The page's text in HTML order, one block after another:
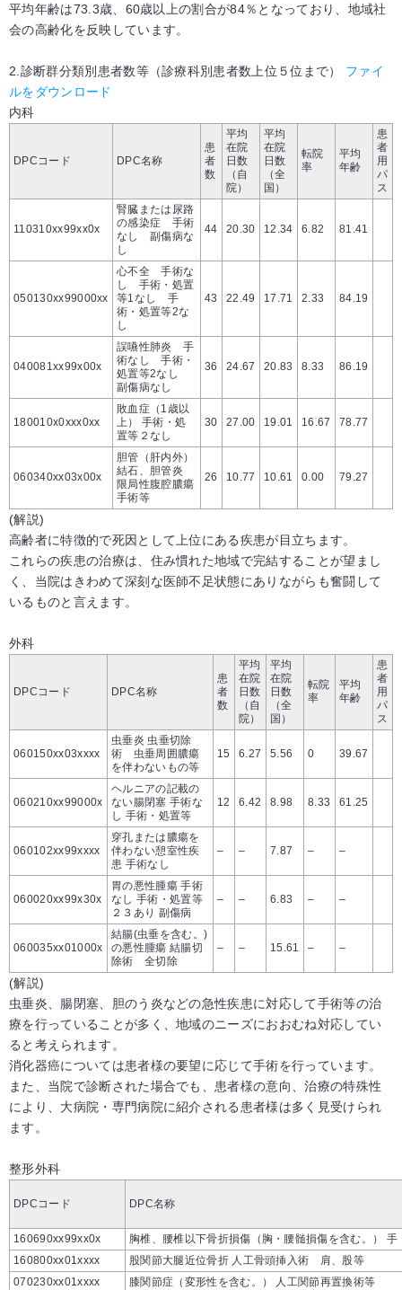
平均年齢は73.3歳、60歳以上の割合が84％となっており、地域社
会の高齢化を反映しています。
2.診断群分類別患者数等（診療科別患者数上位５位まで） ファイ
ルをダウンロード
内科
DPCコード DPC名称
患
者
数
平均
在院
日数
（自
院）
平均
在院
日数
（全
国）
転院
率
平均
年齢
患
者
用
パ
ス
110310xx99xx0x
腎臓または尿路
の感染症 手術
なし 副傷病な
し
44 20.30 12.34 6.82 81.41
050130xx99000xx
心不全 手術な
し 手術・処置
等1なし 手
術・処置等2な
し
43 22.49 17.71 2.33 84.19
040081xx99x00x
誤嚥性肺炎 手
術なし 手術・
処置等2なし
副傷病なし
36 24.67 20.83 8.33 86.19
180010x0xxx0xx
敗血症（1歳以
上） 手術・処
置等２なし
30 27.00 19.01 16.67 78.77
060340xx03x00x
胆管（肝内外）
結石、胆管炎
限局性腹腔膿瘍
手術等
26 10.77 10.61 0.00 79.27
(解説)
高齢者に特徴的で死因として上位にある疾患が目立ちます。
これらの疾患の治療は、住み慣れた地域で完結することが望まし
く、当院はきわめて深刻な医師不足状態にありながらも奮闘して
いるものと言えます。
外科
DPCコード DPC名称
患
者
数
平均
在院
日数
（自
院）
平均
在院
日数
（全
国）
転院
率
平均
年齢
患
者
用
パ
ス
060150xx03xxxx
虫垂炎 虫垂切除
術 虫垂周囲膿瘍
を伴わないもの等
15 6.27 5.56 0 39.67
060210xx99000x
ヘルニアの記載の
ない腸閉塞 手術な
し 手術・処置等
12 6.42 8.98 8.33 61.25
060102xx99xxxx
穿孔または膿瘍を
伴わない憩室性疾
患 手術なし
– – 7.87 – –
060020xx99x30x
胃の悪性腫瘍 手術
なし 手術・処置等
２３あり 副傷病
– – 6.83 – –
060035xx01000x
結腸(虫垂を含む。)
の悪性腫瘍 結腸切
除術 全切除
– – 15.61 – –
(解説)
虫垂炎、腸閉塞、胆のう炎などの急性疾患に対応して手術等の治
療を行っていることが多く、地域のニーズにおおむね対応してい
ると考えられます。
消化器癌については患者様の要望に応じて手術を行っています。
また、当院で診断された場合でも、患者様の意向、治療の特殊性
により、大病院・専門病院に紹介される患者様は多く見受けられ
ます。
整形外科
DPCコード DPC名称
160690xx99xx0x
胸椎、腰椎以下骨折損傷（胸・腰髄損傷を含む。） 手
160800xx01xxxx
股関節大腿近位骨折 人工骨頭挿入術 肩、股等
070230xx01xxxx
膝関節症（変形性を含む。） 人工関節再置換術等